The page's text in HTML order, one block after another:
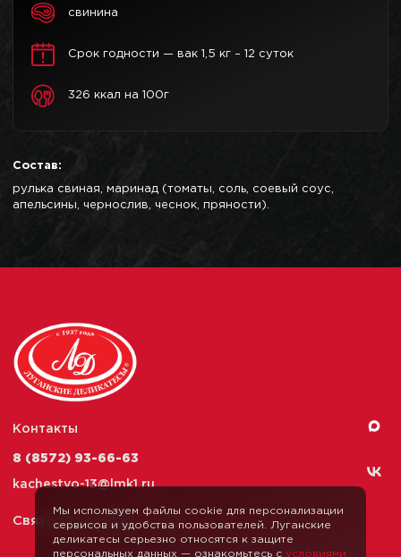
Мы используем файлы cookie для персонализации
сервисов и удобства пользователей. Луганские
деликатесы серьезно относятся к защите
персональных данных — ознакомьтесь с условиями
свинина
Срок годности — вак 1,5 кг – 12 суток
326 ккал на 100г
Состав:
рулька свиная, маринад (томаты, соль, соевый соус,
апельсины, чернослив, чеснок, пряности).
Контакты
8 (8572) 93-66-63
kachestvo-13@lmk1.ru
Связаться с нами